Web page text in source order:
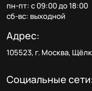
пн-пт: с 09:00 до 18:00
сб-вс: выходной
Адрес:
105523, г. Москва,
Социальные сети: